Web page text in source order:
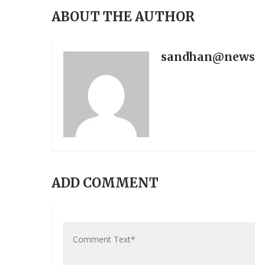
ABOUT THE AUTHOR
sandhan@news
ADD COMMENT